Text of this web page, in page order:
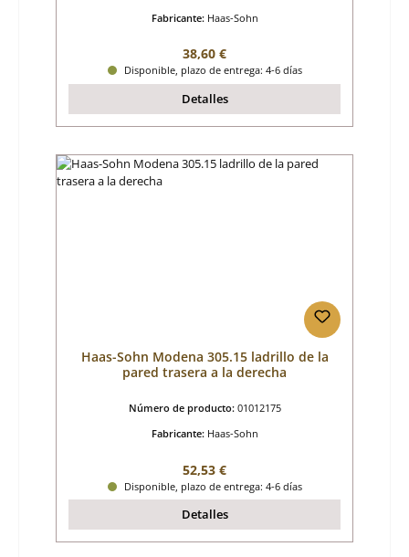
Fabricante: Haas-Sohn
Precio normal:
38,60 €
Disponible, plazo de entrega: 4-6 días
Detalles
Haas-Sohn Modena 305.15 ladrillo de la
pared trasera a la derecha
Número de producto: 01012175
Fabricante: Haas-Sohn
Precio normal:
52,53 €
Disponible, plazo de entrega: 4-6 días
Detalles